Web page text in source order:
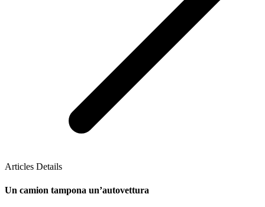
Articles Details
Un camion tampona un’autovettura